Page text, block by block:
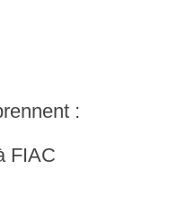
:
FIAC